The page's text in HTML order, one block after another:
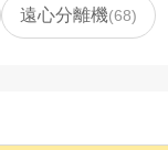
遠心分離機(68)